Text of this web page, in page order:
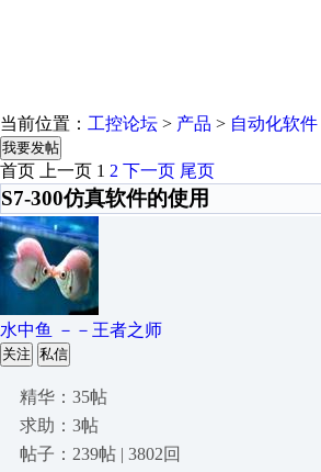
当前位置： 工控论坛 > 产品 > 自动化软件
我要发帖
首页 上一页 1 2 下一页 尾页
S7-300仿真软件的使用
水中鱼 －－王者之师
关注 私信
精华：35帖
求助：3帖
帖子：239帖 | 3802回